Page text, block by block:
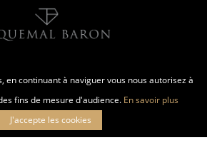
BARAGNON 31000 TOULOUSE
en continuant à naviguer vous nous autorisez à
fins de mesure d'audience. En savoir plus
J'accepte les cookies